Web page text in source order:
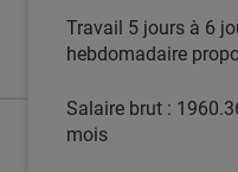
Travail 5 jours à 6
hebdomadaire
Salaire brut :
mois